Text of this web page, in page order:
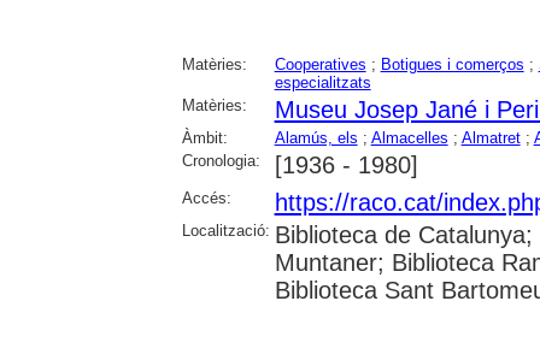
Matèries: Cooperatives ; Botigues i comerços ;
especialitzats
Matèries:
Museu Josep Jané i
Àmbit: Alamús, els ; Almacelles ; Almatret;
Cronologia:
[1936 - 1980]
Accés: https://raco.cat/
Localització: Biblioteca de
Muntaner; Biblioteca
Biblioteca Sant